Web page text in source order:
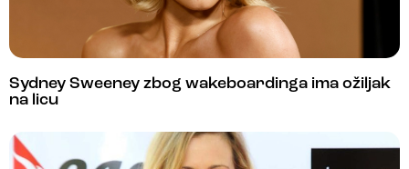
Sydney Sweeney zbog wakeboardinga ima ožiljak
na licu